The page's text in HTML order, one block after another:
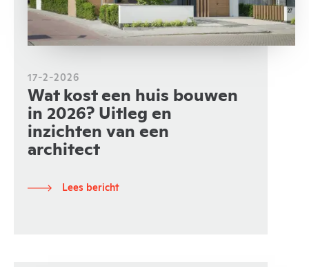
17-2-2026
Wat kost een huis bouwen
in 2026? Uitleg en
inzichten van een
architect
Lees bericht